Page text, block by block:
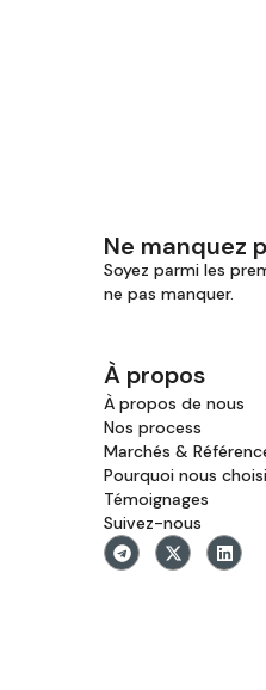
Ne manquez
Soyez parmi les
ne pas manquer.
À propos
À propos de nous
Nos process
Marchés &
Pourquoi nous
Témoignages
Suivez-nous